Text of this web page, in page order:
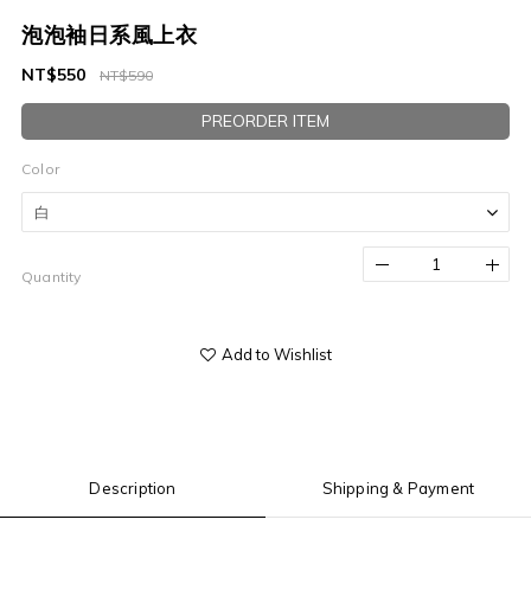
泡泡袖日系風上衣
NT$590
NT$550
PREORDER ITEM
Color
Quantity
Add to Wishlist
Description Shipping & Payment